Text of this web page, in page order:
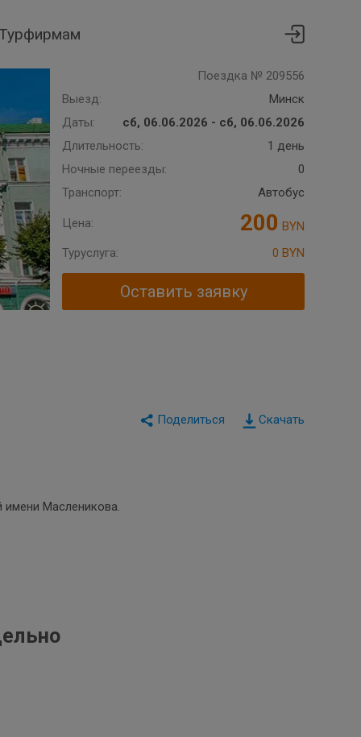
Поездка № 209556
Выезд:
Минск
Даты:
сб, 06.06.2026 - сб, 06.06.2026
Длительность:
1 день
Ночные переезды:
0
Транспорт:
Автобус
Цена: 200 BYN
Туруслуга:
0 BYN
Оставить заявку
Скачать
имени Масленикова.